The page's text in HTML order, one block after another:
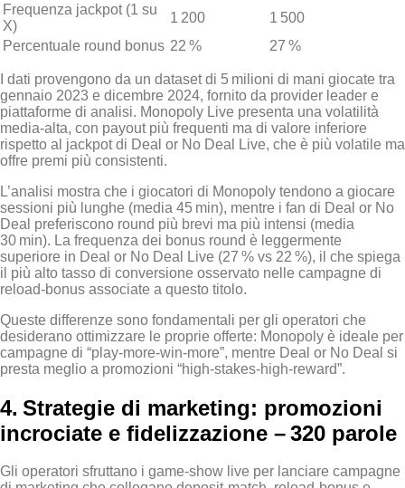
Frequenza jackpot (1 su
X)
1 200
1 500
Percentuale round bonus 22 % 27 %
I dati provengono da un dataset di 5 milioni di mani giocate tra
gennaio 2023 e dicembre 2024, fornito da provider leader e
piattaforme di analisi. Monopoly Live presenta una volatilità
media‑alta, con payout più frequenti ma di valore inferiore
rispetto al jackpot di Deal or No Deal Live, che è più volatile ma
offre premi più consistenti.
L’analisi mostra che i giocatori di Monopoly tendono a giocare
sessioni più lunghe (media 45 min), mentre i fan di Deal or No
Deal preferiscono round più brevi ma più intensi (media
30 min). La frequenza dei bonus round è leggermente
superiore in Deal or No Deal Live (27 % vs 22 %), il che spiega
il più alto tasso di conversione osservato nelle campagne di
reload‑bonus associate a questo titolo.
Queste differenze sono fondamentali per gli operatori che
desiderano ottimizzare le proprie offerte: Monopoly è ideale per
campagne di “play‑more‑win‑more”, mentre Deal or No Deal si
presta meglio a promozioni “high‑stakes‑high‑reward”.
4. Strategie di marketing: promozioni
incrociate e fidelizzazione – 320 parole
Gli operatori sfruttano i game‑show live per lanciare campagne